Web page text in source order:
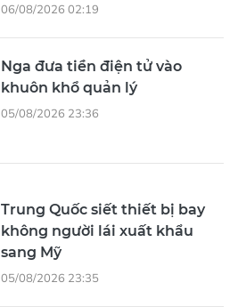
06/08/2026 02:19
Nga đưa tiền điện tử vào
khuôn khổ quản lý
05/08/2026 23:36
Trung Quốc siết thiết bị bay
không người lái xuất khẩu
sang Mỹ
05/08/2026 23:35